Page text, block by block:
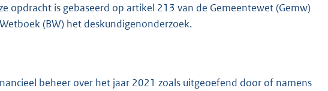
opdracht is gebaseerd op artikel 213 van de Gemeentewet (Gemw)
(BW) het deskundigenonderzoek.
beheer over het jaar 2021 zoals uitgeoefend door of namens